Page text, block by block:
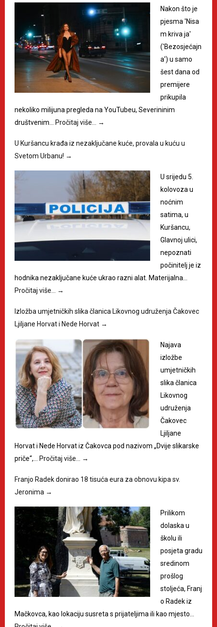
Nakon što je
pjesma 'Nisa
m kriva ja'
('Bezosjećajn
a') u samo
šest dana od
premijere
prikupila
nekoliko milijuna pregleda na YouTubeu, Severininim
društvenim…
Pročitaj više… →
U Kuršancu krađa iz nezaključane kuće, provala u kuću u
Svetom Urbanu! →
U srijedu 5.
kolovoza u
noćnim
satima, u
Kuršancu,
Glavnoj ulici,
nepoznati
počinitelj je iz
hodnika nezaključane kuće ukrao razni alat. Materijalna…
Pročitaj više…
→
Izložba umjetničkih slika članica Likovnog udruženja Čakovec
Ljiljane Horvat i Nede Horvat →
Najava
izložbe
umjetničkih
slika članica
Likovnog
udruženja
Čakovec
Ljiljane
Horvat i Nede Horvat iz Čakovca pod nazivom „Dvije slikarske
priče“,…
Pročitaj više… →
Franjo Radek donirao 18 tisuća eura za obnovu kipa sv.
Jeronima →
Prilikom
dolaska u
školu ili
posjeta gradu
sredinom
prošlog
stoljeća, Franj
o Radek iz
Mačkovca, kao lokaciju susreta s prijateljima ili kao mjesto…